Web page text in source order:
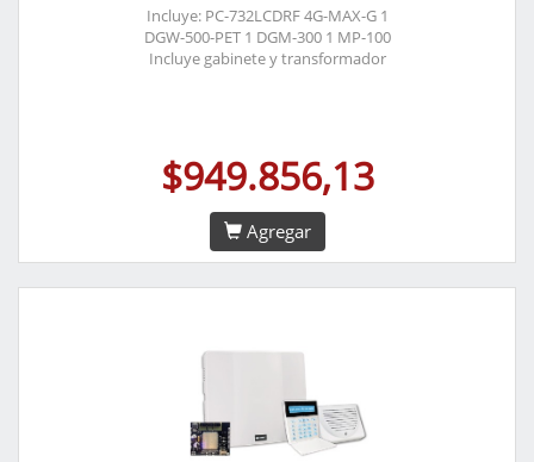
Incluye: PC-732LCDRF 4G-MAX-G 1
DGW-500-PET 1 DGM-300 1 MP-100
Incluye gabinete y transformador
$949.856,13
Agregar